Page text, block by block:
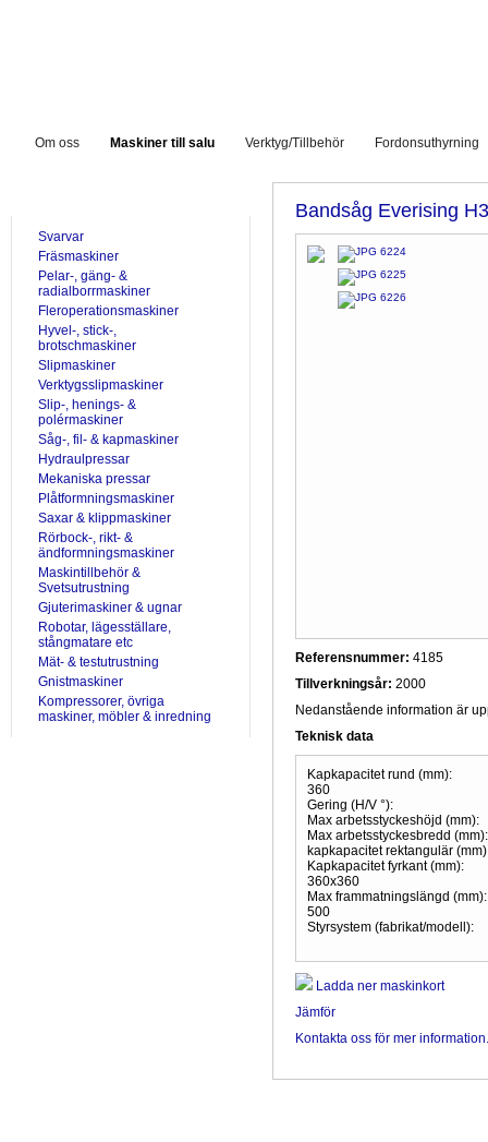
Om oss Maskiner till salu Verktyg/Tillbehör Fordonsuthyrning
Svarvar
Fräsmaskiner
Pelar-, gäng- &
radialborrmaskiner
Fleroperationsmaskiner
Hyvel-, stick-,
brotschmaskiner
Slipmaskiner
Verktygsslipmaskiner
Slip-, henings- &
polérmaskiner
Såg-, fil- & kapmaskiner
Hydraulpressar
Mekaniska pressar
Plåtformningsmaskiner
Saxar & klippmaskiner
Rörbock-, rikt- &
ändformningsmaskiner
Maskintillbehör &
Svetsutrustning
Gjuterimaskiner & ugnar
Robotar, lägesställare,
stångmatare etc
Mät- & testutrustning
Gnistmaskiner
Kompressorer, övriga
maskiner, möbler & inredning
Bandsåg Everising
Referensnummer: 4185
Tillverkningsår: 2000
Nedanstående information är
Teknisk data
Kapkapacitet rund (mm):
360
Gering (H/V °):
Max arbetsstyckeshöjd (mm):
Max arbetsstyckesbredd (mm):
kapkapacitet rektangulär
Kapkapacitet fyrkant (mm):
360x360
Max frammatningslängd (mm):
500
Styrsystem (fabrikat/modell):
Ladda ner maskinkort
Jämför
Kontakta oss för mer information.